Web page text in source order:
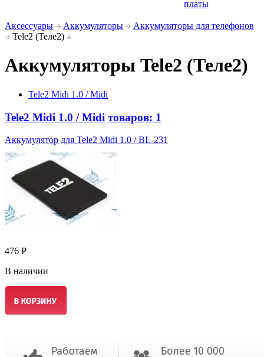
платы
Аксессуары Аккумуляторы
Аккумуляторы для телефонов
Tele2 (Теле2)
Аккумуляторы Tele2 (Теле2)
Tele2 Midi 1.0 / Midi
Tele2 Midi 1.0 / Midi товаров: 1
Аккумулятор для Tele2 Midi 1.0 / BL-231
476 Р
В наличии